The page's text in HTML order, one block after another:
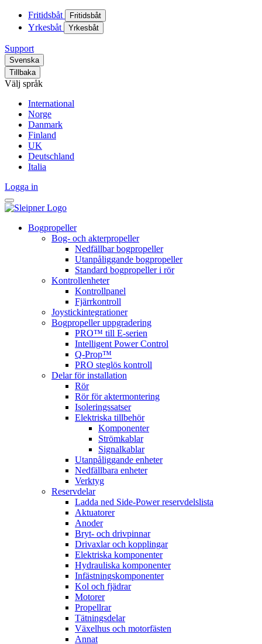
Fritidsbåt Fritidsbåt
Yrkesbåt Yrkesbåt
Support
Svenska
Tillbaka
Välj språk
International
Norge
Danmark
Finland
UK
Deutschland
Italia
Logga in
Bogpropeller
Bog- och akterpropeller
Nedfällbar bogpropeller
Utanpåliggande bogpropeller
Standard bogpropeller i rör
Kontrollenheter
Kontrollpanel
Fjärrkontroll
Joystickintegrationer
Bogpropeller uppgradering
PRO™ till E-serien
Intelligent Power Control
Q-Prop™
PRO steglös kontroll
Delar för installation
Rör
Rör för aktermontering
Isoleringssatser
Elektriska tillbehör
Komponenter
Strömkablar
Signalkablar
Utanpåliggande enheter
Nedfällbara enheter
Verktyg
Reservdelar
Ladda ned Side-Power reservdelslista
Aktuatorer
Anoder
Bryt- och drivpinnar
Drivaxlar och kopplingar
Elektriska komponenter
Hydrauliska komponenter
Infästningskomponenter
Kol och fjädrar
Motorer
Propellrar
Tätningsdelar
Växelhus och motorfästen
Annat